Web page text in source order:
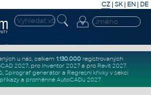
CZ | SK| EN | DE
u nás, celkem 1.130.000registrovaných
2027, pro Inventor 2027a pro Revit 2027.
, Spirograf generátor a Regresní křivkyv sekci
příkazya proměnné AutoCADu 2027.